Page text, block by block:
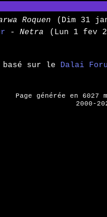
Roquen (Dim 31
- Netra (Lun 1 fev
basé sur le Dalai
Page générée en 6027
2000-